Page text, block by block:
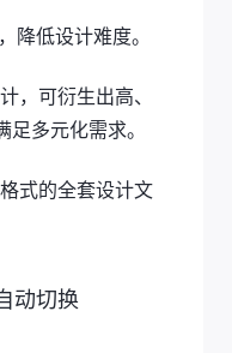
降低设计难度。
，可衍生出高、
多元化需求。
式的全套设计文
动切换